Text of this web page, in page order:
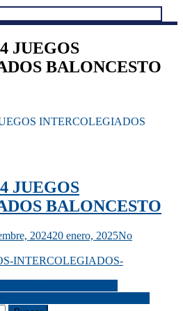
JUEGOS
BALONCESTO
INTERCOLEGIADOS
JUEGOS
BALONCESTO
202420 enero, 2025No
INTERCOLEGIADOS-